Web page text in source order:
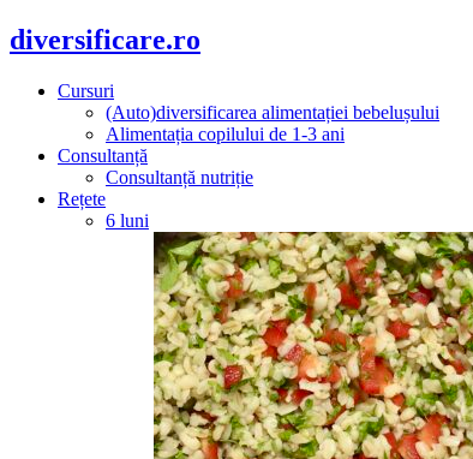
diversificare.ro
Cursuri
(Auto)diversificarea alimentației bebelușului
Alimentația copilului de 1-3 ani
Consultanță
Consultanță nutriție
Rețete
6 luni